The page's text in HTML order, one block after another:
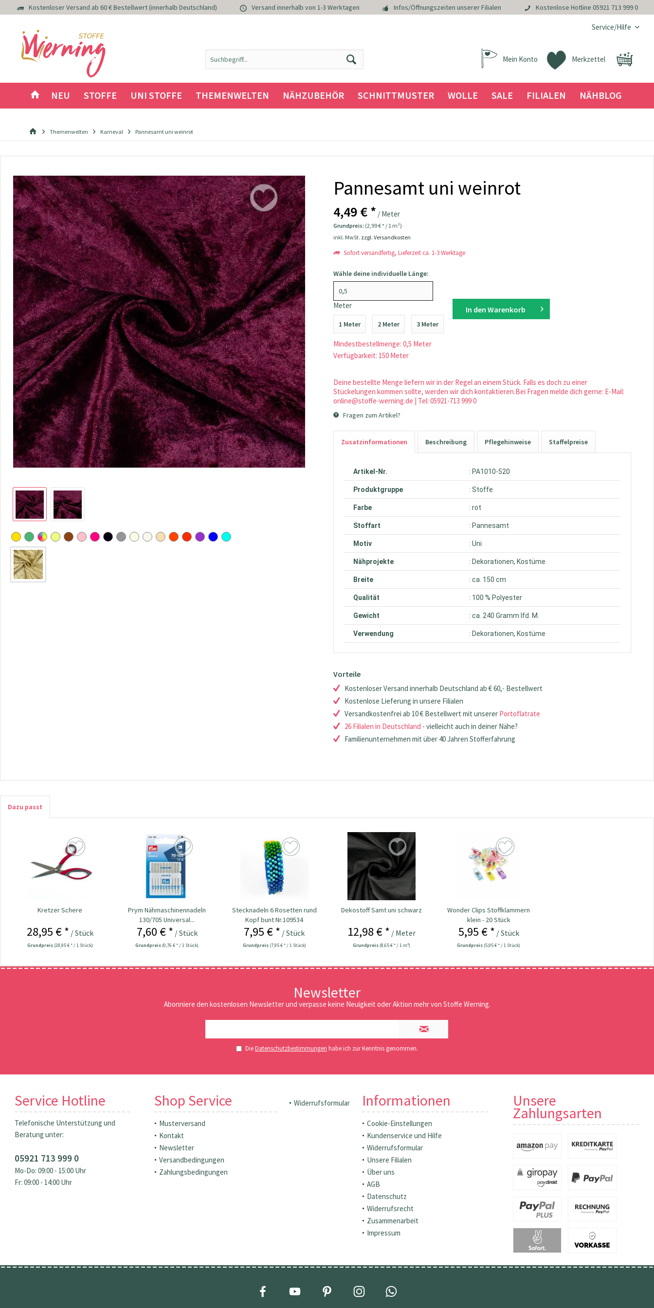
Kostenloser Versand ab 60 € Bestellwert (innerhalb Deutschland) Versand innerhalb von 1-3 Werktagen Infos/Öffnungszeiten unserer Filialen Kostenlose Hotline 05921 713 999 0
Service/Hilfe
Merkzettel
Mein Konto
NEU STOFFE UNI STOFFE THEMENWELTEN NÄHZUBEHÖR SCHNITTMUSTER WOLLE SALE FILIALEN NÄHBLOG
Themenwelten Karneval Pannesamt uni weinrot
Pannesamt uni weinrot
4,49 € * / Meter
Grundpreis: (2,99 € * / 1 m²)
inkl. MwSt. zzgl. Versandkosten
Sofort versandfertig, Lieferzeit ca. 1-3 Werktage
Wähle deine individuelle Länge:
Meter
1 Meter 2 Meter 3 Meter
Mindestbestellmenge: 0,5 Meter
Verfügbarkeit: 150 Meter
In den Warenkorb
Deine bestellte Menge liefern wir in der Regel an einem Stück. Falls es doch zu einer
Stückelungen kommen sollte, werden wir dich kontaktieren.Bei Fragen melde dich gerne: E-Mail:
online@stoffe-werning.de | Tel: 05921-713 999 0
Fragen zum Artikel?
Zusatzinformationen Beschreibung Pflegehinweise Staffelpreise
Artikel-Nr. : PA1010-520
Produktgruppe : Stoffe
Farbe : rot
Stoffart : Pannesamt
Motiv : Uni
Nähprojekte : Dekorationen, Kostüme
Breite : ca. 150 cm
Qualität : 100 % Polyester
Gewicht : ca. 240 Gramm lfd. M.
Verwendung : Dekorationen, Kostüme
Vorteile
Kostenloser Versand innerhalb Deutschland ab € 60,- Bestellwert
Kostenlose Lieferung in unsere Filialen
Versandkostenfrei ab 10 € Bestellwert mit unserer Portoflatrate
26 Filialen in Deutschland - vielleicht auch in deiner Nähe?
Familienunternehmen mit über 40 Jahren Stofferfahrung
Dazu passt
Kretzer Schere
28,95 € * / Stück
Grundpreis (28,95 € * / 1 Stück)
Prym Nähmaschinennadeln
130/705 Universal...
7,60 € * / Stück
Grundpreis (0,76 € * / 1 Stück)
Stecknadeln 6 Rosetten rund
Kopf bunt Nr.109534
7,95 € * / Stück
Grundpreis (7,95 € * / 1 Stück)
Dekostoff Samt uni schwarz
12,98 € * / Meter
Grundpreis (8,65 € * / 1 m²)
Wonder Clips Stoffklammern
klein - 20 Stück
5,95 € * / Stück
Grundpreis (5,95 € * / 1 Stück)
Newsletter
Abonniere den kostenlosen Newsletter und verpasse keine Neuigkeit oder Aktion mehr von Stoffe Werning.
DieDatenschutzbestimmungen habe ich zur Kenntnis genommen.
Service Hotline
Telefonische Unterstützung und
Beratung unter:
05921 713 999 0
Mo-Do: 09:00 - 15:00 Uhr
Fr: 09:00 - 14:00 Uhr
Shop Service
Musterversand
Kontakt
Newsletter
Versandbedingungen
Zahlungsbedingungen
Widerrufsformular Informationen
Cookie-Einstellungen
Kundenservice und Hilfe
Widerrufsformular
Unsere Filialen
Über uns
AGB
Datenschutz
Widerrufsrecht
Zusammenarbeit
Impressum
Unsere
Zahlungsarten